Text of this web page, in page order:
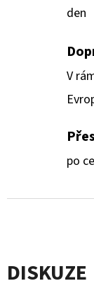
den
V
po
DISKUZE